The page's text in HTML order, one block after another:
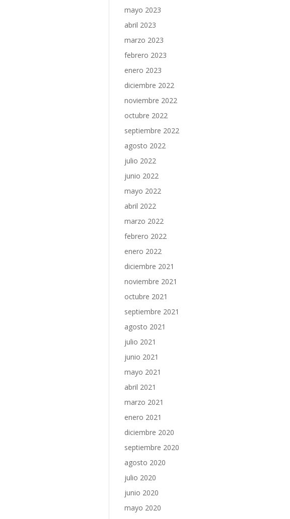
mayo 2023
abril 2023
marzo 2023
febrero 2023
enero 2023
diciembre 2022
noviembre 2022
octubre 2022
septiembre 2022
agosto 2022
julio 2022
junio 2022
mayo 2022
abril 2022
marzo 2022
febrero 2022
enero 2022
diciembre 2021
noviembre 2021
octubre 2021
septiembre 2021
agosto 2021
julio 2021
junio 2021
mayo 2021
abril 2021
marzo 2021
enero 2021
diciembre 2020
septiembre 2020
agosto 2020
julio 2020
junio 2020
mayo 2020